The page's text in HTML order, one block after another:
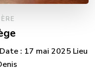
: 17 mai 2025 Lieu